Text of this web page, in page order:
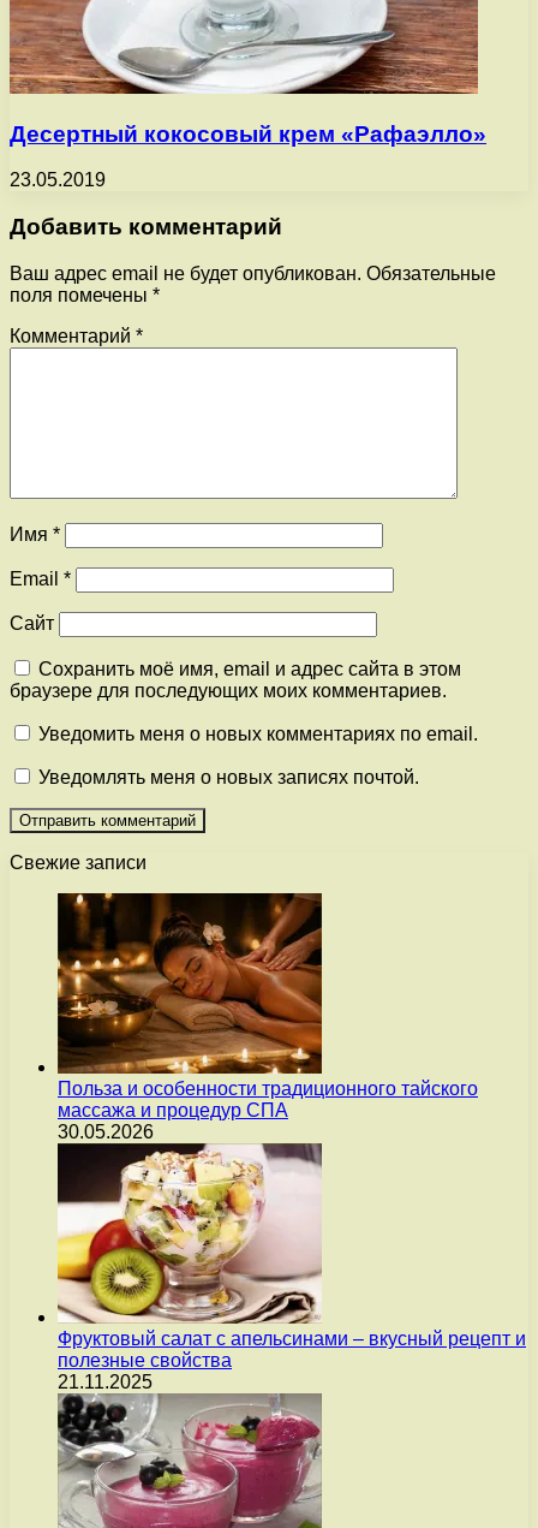
Десертный кокосовый крем «Рафаэлло»
23.05.2019
Добавить комментарий
Ваш адрес email не будет опубликован. Обязательные
поля помечены *
Комментарий *
Имя *
Email *
Сайт
Сохранить моё имя, email и адрес сайта в этом
браузере для последующих моих комментариев.
Уведомить меня о новых комментариях по email.
Уведомлять меня о новых записях почтой.
Свежие записи
Польза и особенности традиционного тайского
массажа и процедур СПА
30.05.2026
Фруктовый салат с апельсинами – вкусный рецепт и
полезные свойства
21.11.2025